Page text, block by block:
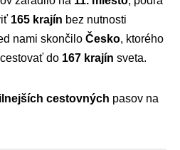
165 krajín bez nutnosti
nami skončilo Česko, ktorého
do 167 krajín sveta.
cestovných pasov na